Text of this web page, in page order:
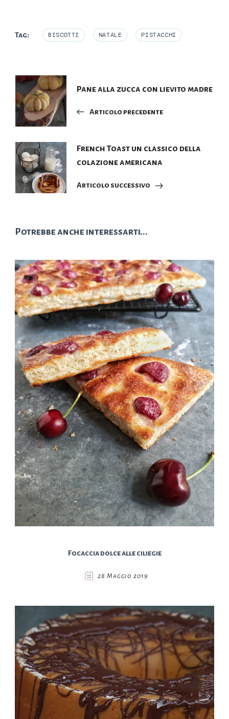
Tag: BISCOTTI NATALE PISTACCHI
Navigazione
articoli
Pane alla zucca con lievito madre
Articolo precedente
French Toast un classico della
colazione americana
Articolo successivo
Potrebbe anche interessarti...
Focaccia dolce alle ciliegie
28 Maggio 2019